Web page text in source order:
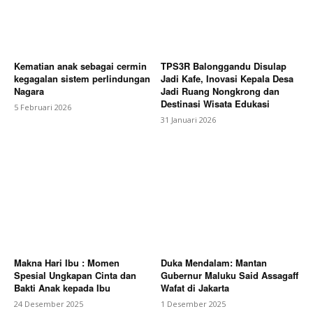
Kematian anak sebagai cermin
kegagalan sistem perlindungan
Nagara
5 Februari 2026
TPS3R Balonggandu Disulap
Jadi Kafe, Inovasi Kepala Desa
Jadi Ruang Nongkrong dan
Destinasi Wisata Edukasi
31 Januari 2026
Makna Hari Ibu : Momen
Spesial Ungkapan Cinta dan
Bakti Anak kepada Ibu
24 Desember 2025
Duka Mendalam: Mantan
Gubernur Maluku Said Assagaff
Wafat di Jakarta
1 Desember 2025